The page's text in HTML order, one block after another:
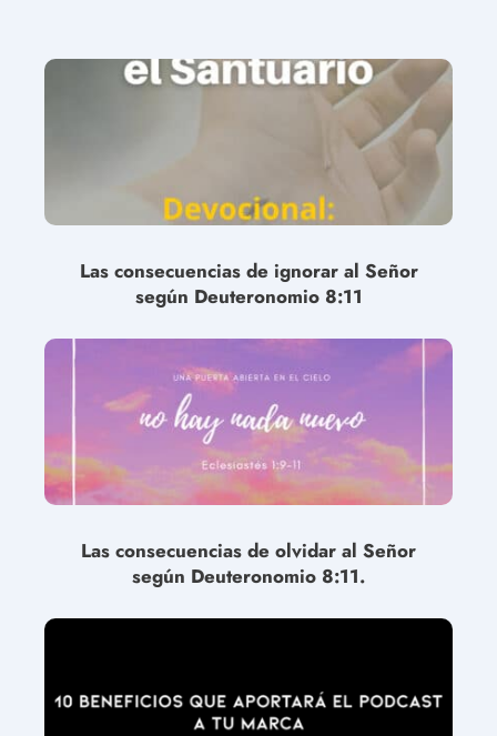
Las consecuencias de ignorar al Señor
según Deuteronomio 8:11
Las consecuencias de olvidar al Señor
según Deuteronomio 8:11.